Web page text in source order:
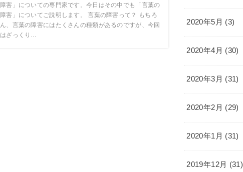
障害」についての専門家です。今日はその中でも「言葉の
障害」についてご説明します。 言葉の障害って？ もちろ
ん、言葉の障害にはたくさんの種類があるのですが、今回
はざっくり…
2020年5月 (3)
2020年4月 (30)
2020年3月 (31)
2020年2月 (29)
2020年1月 (31)
2019年12月 (31)